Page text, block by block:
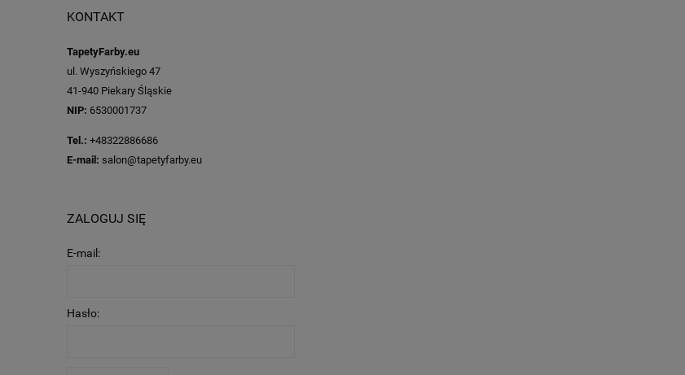
KONTAKT
TapetyFarby.eu
ul. Wyszyńskiego 47
41-940 Piekary Śląskie
NIP: 6530001737
Tel.: +48322886686
E-mail: salon@tapetyfarby.eu
ZALOGUJ SIĘ
E-mail:
Hasło: